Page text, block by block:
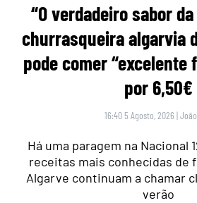
“O verdadeiro sabor
churrasqueira algarvia
pode comer “excelente
por 6,50€
16:40 5 Agosto, 2026 |
Há uma paragem na Nacional
receitas mais conhecidas de
Algarve continuam a chamar
verão